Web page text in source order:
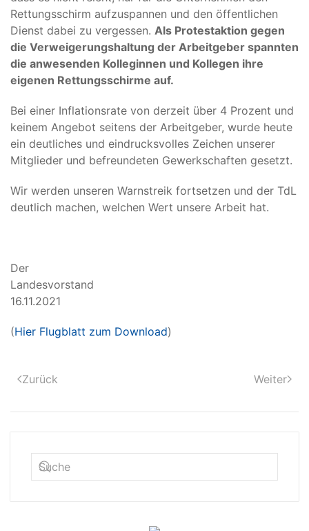
Rettungsschirm aufzuspannen und den öffentlichen
Dienst dabei zu vergessen. Als Protestaktion gegen
die Verweigerungshaltung der Arbeitgeber spannten
die anwesenden Kolleginnen und Kollegen ihre
eigenen Rettungsschirme auf.
Bei einer Inflationsrate von derzeit über 4 Prozent und
keinem Angebot seitens der Arbeitgeber, wurde heute
ein deutliches und eindrucksvolles Zeichen unserer
Mitglieder und befreundeten Gewerkschaften gesetzt.
Wir werden unseren Warnstreik fortsetzen und der TdL
deutlich machen, welchen Wert unsere Arbeit hat.
Der
16.11.2021
(Hier Flugblatt zum Download)
Zurück Weiter